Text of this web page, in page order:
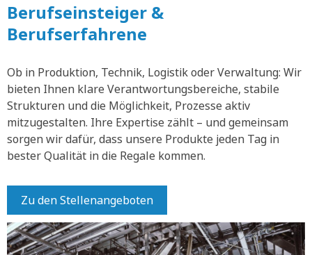
Berufseinsteiger &
Berufserfahrene
Ob in Produktion, Technik, Logistik oder Verwaltung: Wir
bieten Ihnen klare Verantwortungsbereiche, stabile
Strukturen und die Möglichkeit, Prozesse aktiv
mitzugestalten. Ihre Expertise zählt – und gemeinsam
sorgen wir dafür, dass unsere Produkte jeden Tag in
bester Qualität in die Regale kommen.
Zu den Stellenangeboten